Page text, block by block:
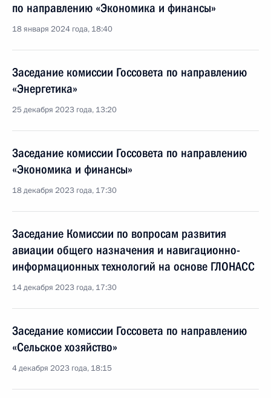
по направлению «Экономика и финансы»
18 января 2024 года, 18:40
Заседание комиссии Госсовета по направлению
«Энергетика»
25 декабря 2023 года, 13:20
Заседание комиссии Госсовета по направлению
«Экономика и финансы»
18 декабря 2023 года, 17:30
Заседание Комиссии по вопросам развития
авиации общего назначения и навигационно-
информационных технологий на основе ГЛОНАСС
14 декабря 2023 года, 17:30
Заседание комиссии Госсовета по направлению
«Сельское хозяйство»
4 декабря 2023 года, 18:15